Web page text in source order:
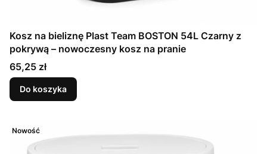
Kosz na bieliznę Plast Team BOSTON 54L Czarny z
pokrywą – nowoczesny kosz na pranie
Cena
65,25 zł
Do koszyka
Nowość